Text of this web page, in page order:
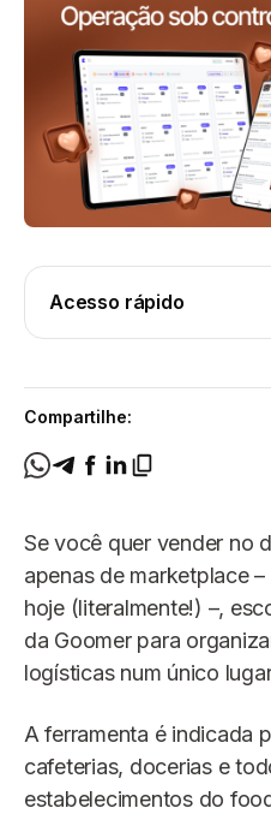
Acesso rápido
Compartilhe:
Se você quer vender no
apenas de marketplace
hoje (literalmente!) –,
da Goomer para
logísticas num único
A ferramenta é indicada
cafeterias, docerias e
estabelecimentos do